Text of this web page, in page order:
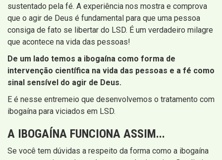
sustentado pela fé. A experiência nos mostra e comprova
que o agir de Deus é fundamental para que uma pessoa
consiga de fato se libertar do LSD. É um verdadeiro milagre
que acontece na vida das pessoas!
De um lado temos a ibogaína como forma de
intervenção científica na vida das pessoas e a fé como
sinal sensível do agir de Deus.
E é nesse entremeio que desenvolvemos o tratamento com
ibogaína para viciados em LSD.
A IBOGAÍNA FUNCIONA ASSIM...
Se você tem dúvidas a respeito da forma como a ibogaína